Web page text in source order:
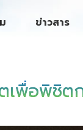
ข่าวสาร
พื่อพิชิตก